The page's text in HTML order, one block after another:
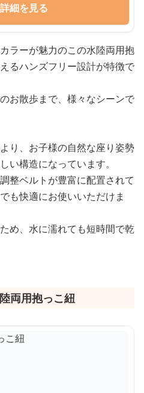
細を見る
ラーが魅力のこの水陸両用抱
るハンズフリー設計が特徴で
お散歩まで、様々なシーンで
り、お子様の自然な座り姿勢
い構造になっています。
整ベルトが豊富に配置されて
も快適にお使いいただけま
め、水に濡れても短時間で乾
両用抱っこ紐